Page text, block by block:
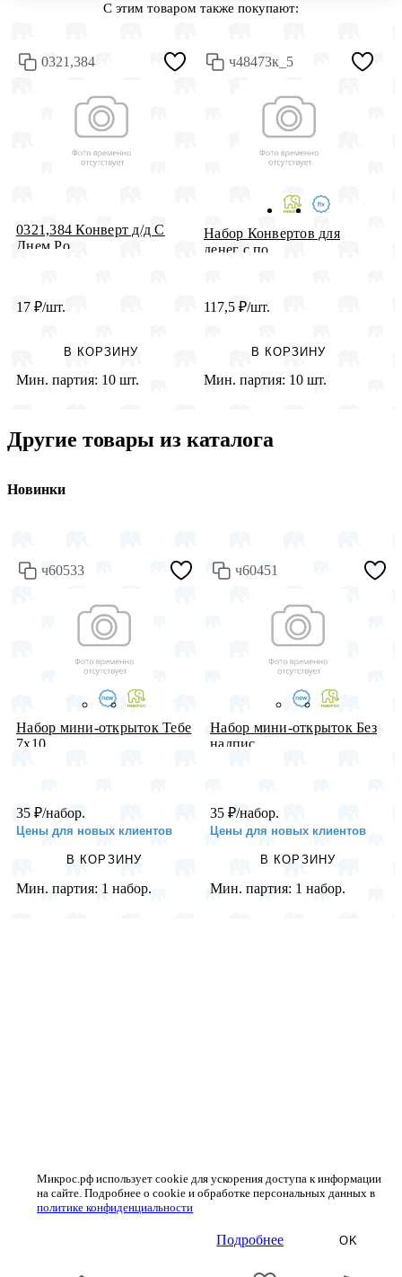
С этим товаром также покупают:
0321,384
0321,384 Конверт д/д С
Днем Ро...
17 ₽/шт.
В КОРЗИНУ
Мин. партия: 10 шт.
ч48473к_5
Набор Конвертов для
денег с по...
117,5 ₽/шт.
В КОРЗИНУ
Мин. партия: 10 шт.
Другие товары из каталога
Новинки
ч60533
Набор мини-открыток Тебе
7х10...
35 ₽/набор.
Цены для новых клиентов
В КОРЗИНУ
Мин. партия: 1 набор.
ч60451
Набор мини-открыток Без
надпис...
35 ₽/набор.
Цены для новых клиентов
В КОРЗИНУ
Мин. партия: 1 набор.
Микрос.рф использует cookie для ускорения доступа к информации
на сайте. Подробнее о cookie и обработке персональных данных в
политике конфиденциальности
Подробнее OK